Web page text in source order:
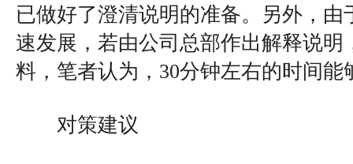
已做好了澄清说明的准备。另外，由
速发展，若由公司总部作出解释说明
料，笔者认为，30分钟左右的时间能
对策建议